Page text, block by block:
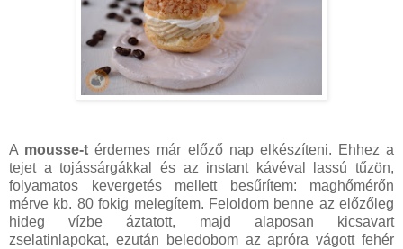
A mousse-t érdemes már előző nap elkészíteni. Ehhez a
tejet a tojássárgákkal és az instant kávéval lassú tűzön,
folyamatos kevergetés mellett besűrítem: maghőmérőn
mérve kb. 80 fokig melegítem. Feloldom benne az előzőleg
hideg vízbe áztatott, majd alaposan kicsavart
zselatinlapokat, ezután beledobom az apróra vágott fehér